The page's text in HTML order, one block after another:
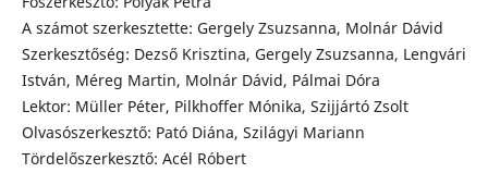
A számot szerkesztette: Gergely Zsuzsanna, Molnár Dávid
Szerkesztőség: Dezső Krisztina, Gergely Zsuzsanna, Lengvári
István, Méreg Martin, Molnár Dávid, Pálmai Dóra
Lektor: Müller Péter, Pilkhoffer Mónika, Szijjártó Zsolt
Olvasószerkesztő: Pató Diána, Szilágyi Mariann
Tördelőszerkesztő: Acél Róbert